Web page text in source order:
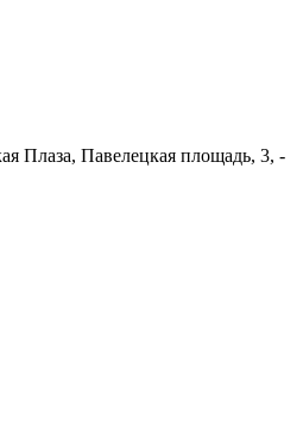
Плаза, Павелецкая площадь, 3, -